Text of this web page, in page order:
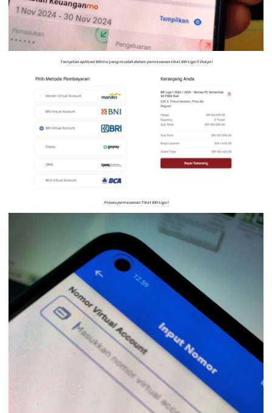
Tampilan aplikasi BRImo yang mudah dalam pemesanan tiket BRI Liga 1 I Dokpri
Proses pemesanan Tiket BRI Liga 1